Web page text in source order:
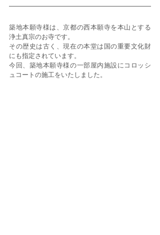
築地本願寺様は、京都の西本願寺を本山とする
浄土真宗のお寺です。
その歴史は古く、現在の本堂は国の重要文化財
にも指定されています。
今回、築地本願寺様の一部屋内施設にコロッシ
ュコートの施工をいたしました。